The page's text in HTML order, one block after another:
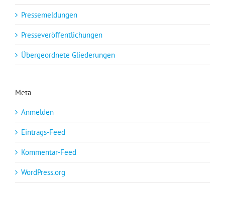
Pressemeldungen
Presseveröffentlichungen
Übergeordnete Gliederungen
Meta
Anmelden
Eintrags-Feed
Kommentar-Feed
WordPress.org